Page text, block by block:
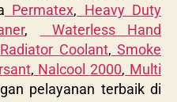
Permatex, Heavy Duty
,
Waterless Hand
Radiator Coolant, Smoke
, Nalcool 2000, Multi
pelayanan terbaik di